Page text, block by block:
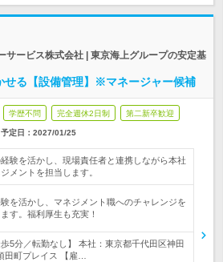
サービス株式会社 | 東京海上グループの安定基
せる【設備管理】※マネージャー候補
学歴不問 完全週休2日制 第二新卒歓迎
定日： 2027/01/25
験を活かし、現場責任者と連携しながら本社
メントを担当します。
を活かし、マネジメント職へのチャレンジを
す。福利厚生も充実！
歩5分／転勤なし】 本社：東京都千代田区神田
町プレイス 【雇…